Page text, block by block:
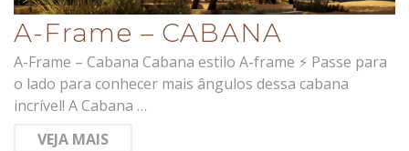
A-Frame – CABANA
A-Frame – Cabana Cabana estilo A-frame ⚡ Passe para
o lado para conhecer mais ângulos dessa cabana
incrível! A Cabana …
VEJA MAIS